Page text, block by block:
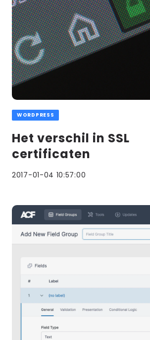
WORDPRESS
Het verschil in SSL
certificaten
2017-01-04 10:57:00
Lees
meer